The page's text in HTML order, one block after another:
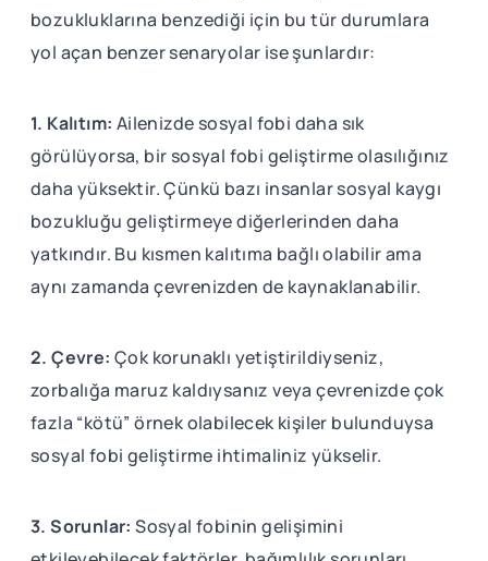
bozukluklarına benzediği için bu tür durumlara
yol açan benzer senaryolar ise şunlardır:
1. Kalıtım: Ailenizde sosyal fobi daha sık
görülüyorsa, bir sosyal fobi geliştirme olasılığınız
daha yüksektir. Çünkü bazı insanlar sosyal kaygı
bozukluğu geliştirmeye diğerlerinden daha
yatkındır. Bu kısmen kalıtıma bağlı olabilir ama
aynı zamanda çevrenizden de kaynaklanabilir.
2. Çevre: Çok korunaklı yetiştirildiyseniz,
zorbalığa maruz kaldıysanız veya çevrenizde çok
fazla “kötü” örnek olabilecek kişiler bulunduysa
sosyal fobi geliştirme ihtimaliniz yükselir.
3. Sorunlar: Sosyal fobinin gelişimini